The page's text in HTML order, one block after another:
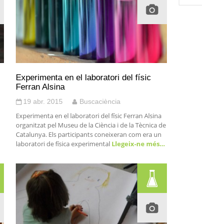
Experimenta en el laboratori del físic
Ferran Alsina
19 abr. 2015 Buscaciència
Experimenta en el laboratori del físic Ferran Alsina
organitzat pel Museu de la Ciència i de la Tècnica de
Catalunya. Els participants coneixeran com era un
laboratori de física experimentalLlegeix-ne més…